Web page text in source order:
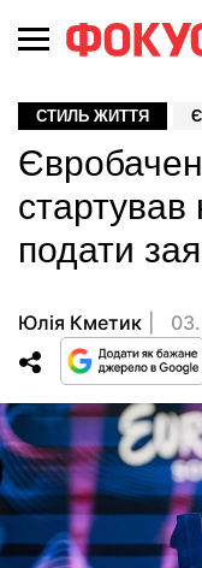
СТИЛЬ ЖИТТЯ
стартував
подати
Юлія Кметик